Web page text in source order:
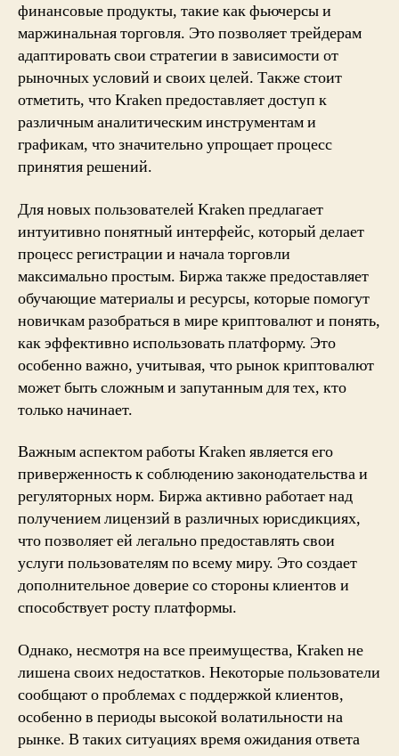
финансовые продукты, такие как фьючерсы и
маржинальная торговля. Это позволяет трейдерам
адаптировать свои стратегии в зависимости от
рыночных условий и своих целей. Также стоит
отметить, что Kraken предоставляет доступ к
различным аналитическим инструментам и
графикам, что значительно упрощает процесс
принятия решений.
Для новых пользователей Kraken предлагает
интуитивно понятный интерфейс, который делает
процесс регистрации и начала торговли
максимально простым. Биржа также предоставляет
обучающие материалы и ресурсы, которые помогут
новичкам разобраться в мире криптовалют и понять,
как эффективно использовать платформу. Это
особенно важно, учитывая, что рынок криптовалют
может быть сложным и запутанным для тех, кто
только начинает.
Важным аспектом работы Kraken является его
приверженность к соблюдению законодательства и
регуляторных норм. Биржа активно работает над
получением лицензий в различных юрисдикциях,
что позволяет ей легально предоставлять свои
услуги пользователям по всему миру. Это создает
дополнительное доверие со стороны клиентов и
способствует росту платформы.
Однако, несмотря на все преимущества, Kraken не
лишена своих недостатков. Некоторые пользователи
сообщают о проблемах с поддержкой клиентов,
особенно в периоды высокой волатильности на
рынке. В таких ситуациях время ожидания ответа